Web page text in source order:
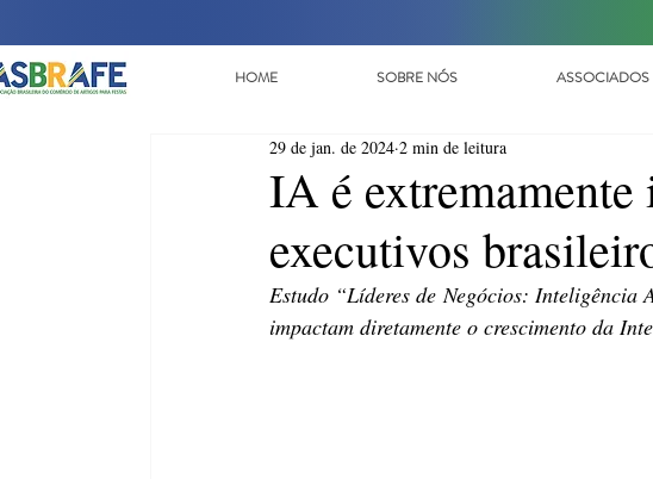
HOME SOBRE NÓS ASSOCIADOS
IA é extremamente
executivos
29 de jan. de 2024 2 min de leitura
Estudo “Líderes de Negócios:
impactam diretamente o crescimento da